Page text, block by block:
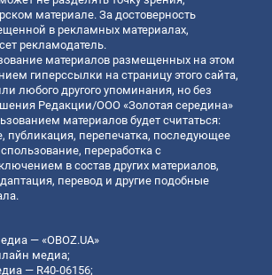
материале. За достоверность
в рекламных материалах,
рекламодатель.
материалов размещенных на этом
гиперссылки на страницу этого сайта,
любого другого упоминания, но без
Редакции/ООО «Золотая середина»
материалов будет считаться:
публикация, перепечатка, последующее
переработка с
в состав других материалов,
перевод и другие подобные
— «OBOZ.UA»
медиа;
— R40-06156;